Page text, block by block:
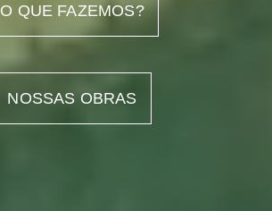
O QUE FAZEMOS?
NOSSAS OBRAS